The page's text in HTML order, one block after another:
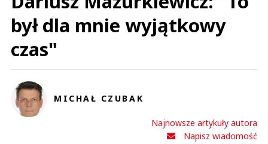
był dla mnie wyjątkowy
czas"
MICHAŁ CZUBAK
Najnowsze artykuły autora
Napisz wiadomość